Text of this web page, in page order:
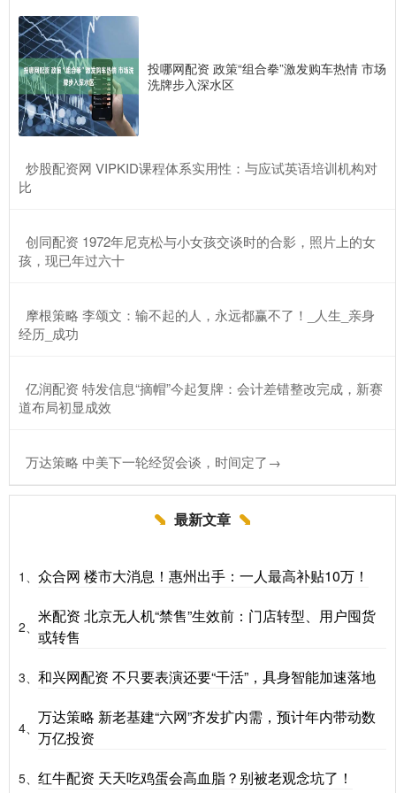
投哪网配资 政策“组合拳”激发购车热情 市场
洗牌步入深水区
​炒股配资网 VIPKID课程体系实用性：与应试英语培训机构对
比
​创同配资 1972年尼克松与小女孩交谈时的合影，照片上的女
孩，现已年过六十
​摩根策略 李颂文：输不起的人，永远都赢不了！_人生_亲身
经历_成功
​亿润配资 特发信息“摘帽”今起复牌：会计差错整改完成，新赛
道布局初显成效
​万达策略 中美下一轮经贸会谈，时间定了→
最新文章
1、 众合网 楼市大消息！惠州出手：一人最高补贴10万！
2、
米配资 北京无人机“禁售”生效前：门店转型、用户囤货
或转售
3、 和兴网配资 不只要表演还要“干活”，具身智能加速落地
4、
万达策略 新老基建“六网”齐发扩内需，预计年内带动数
万亿投资
5、 红牛配资 天天吃鸡蛋会高血脂？别被老观念坑了！